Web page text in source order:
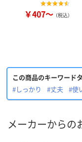
￥407～ （税込）
この商品のキーワード
#しっかり
#丈夫 #使
メーカーからの